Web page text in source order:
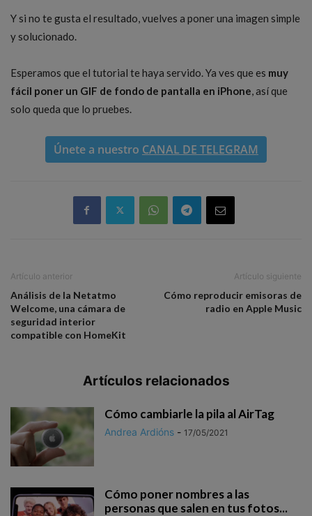
Y si no te gusta el resultado, vuelves a poner una imagen simple
y solucionado.
Esperamos que el tutorial te haya servido. Ya ves que es muy
fácil poner un GIF de fondo de pantalla en iPhone , así que
solo queda que lo pruebes.
Únete a nuestro CANAL DE TELEGRAM
Artículo anterior
Análisis de la Netatmo
Welcome, una cámara de
seguridad interior
compatible con HomeKit
Artículo siguiente
Cómo reproducir emisoras de
radio en Apple Music
Artículos relacionados
Cómo cambiarle la pila al AirTag
Andrea Ardións - 17/05/2021
Cómo poner nombres a las
personas que salen en tus fotos...